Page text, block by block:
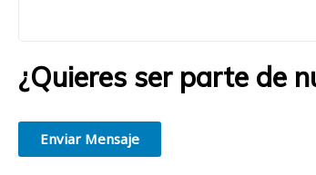
¿Quieres ser parte de
Enviar Mensaje